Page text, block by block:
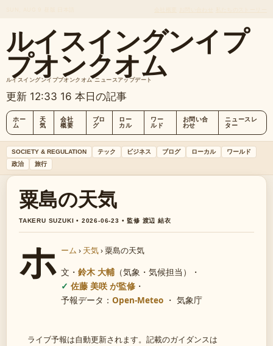
ルイスイングンイプ
プオンクオム
ルイスイングンイププオンクオム ニュースアップデート
更新 12:33 16 本日の記事
ホー
ム
天
気
会社
概要
ブロ
グ
ロー
カル
ワー
ルド
お問い合
わせ
ニュースレ
ター
SOCIETY & REGULATION テック ビジネス ブログ ローカル
ワールド
政治
旅行
粟島の天気
TAKERU SUZUKI • 2026-06-23 • 監修 渡辺 結衣
ホ ーム › 天気›粟島の天気
文・ 鈴木 大輔 （気象・気候担当）
・
佐藤 美咲 が監修 ・
予報データ： Open-Meteo ・ 気象庁
ライブ予報は自動更新されます。記載のガイダンスは